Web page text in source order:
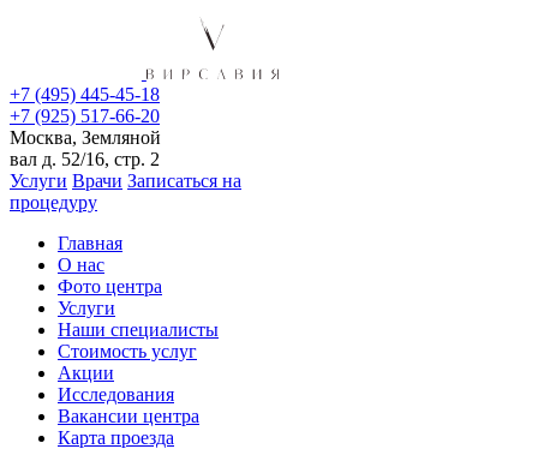
+7 (495) 445-45-18
+7 (925) 517-66-20
Москва, Земляной
вал д. 52/16, стр. 2
Услуги Врачи Записаться на
процедуру
Главная
О нас
Фото центра
Услуги
Наши специалисты
Стоимость услуг
Акции
Исследования
Вакансии центра
Карта проезда